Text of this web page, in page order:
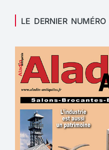
LE DERNIER NUMÉRO